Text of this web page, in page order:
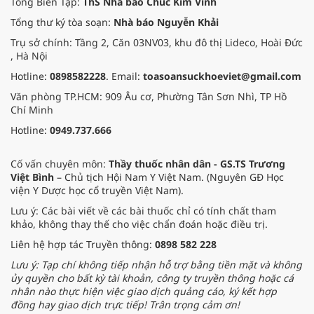
Tổng thư ký tòa soạn: Nhà báo Nguyễn Khải
Trụ sở chính: Tầng 2, Căn 03NV03, khu đô thị Lideco, Hoài Đức
, Hà Nội
Hotline: 0898582228. Email: toasoansuckhoeviet@gmail.com
Văn phòng TP.HCM: 909 Âu cơ, Phường Tân Sơn Nhì, TP Hồ
Chí Minh
Hotline: 0949.737.666
Cố vấn chuyên môn: Thầy thuốc nhân dân - GS.TS Trương
Việt Bình – Chủ tịch Hội Nam Y Việt Nam. (Nguyên GĐ Học
viện Y Dược học cổ truyền Việt Nam).
Lưu ý: Các bài viết về các bài thuốc chỉ có tính chất tham
khảo, không thay thế cho việc chẩn đoán hoặc điều trị.
Liên hệ hợp tác Truyền thông: 0898 582 228
Lưu ý: Tạp chí không tiếp nhận hỗ trợ bằng tiền mặt và không
ủy quyền cho bất kỳ tài khoản, công ty truyền thông hoặc cá
nhân nào thực hiện việc giao dịch quảng cáo, ký kết hợp
đồng hay giao dịch trực tiếp! Trân trọng cảm ơn!